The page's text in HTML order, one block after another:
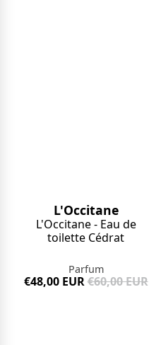
L'Occitane
L'Occitane - Eau de
toilette Cédrat
Parfum
€48,00 EUR€60,00 EUR